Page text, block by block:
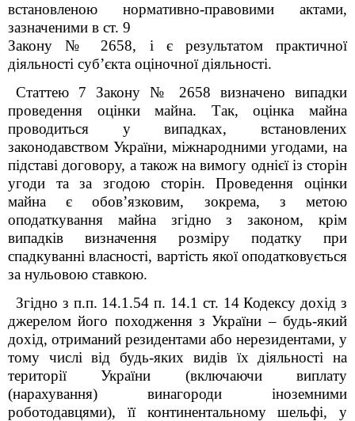
встановленою нормативно-правовими актами,
зазначеними в ст. 9
Закону № 2658, і є результатом практичної
діяльності суб’єкта оціночної діяльності.
Статтею 7 Закону № 2658 визначено випадки
проведення оцінки майна. Так, оцінка майна
проводиться у випадках, встановлених
законодавством України, міжнародними угодами, на
підставі договору, а також на вимогу однієї із сторін
угоди та за згодою сторін. Проведення оцінки
майна є обов’язковим, зокрема, з метою
оподаткування майна згідно з законом, крім
випадків визначення розміру податку при
спадкуванні власності, вартість якої оподатковується
за нульовою ставкою.
Згідно з п.п. 14.1.54 п. 14.1 ст. 14 Кодексу дохід з
джерелом його походження з України – будь-який
дохід, отриманий резидентами або нерезидентами, у
тому числі від будь-яких видів їх діяльності на
території України (включаючи виплату
(нарахування) винагороди іноземними
роботодавцями), її континентальному шельфі, у